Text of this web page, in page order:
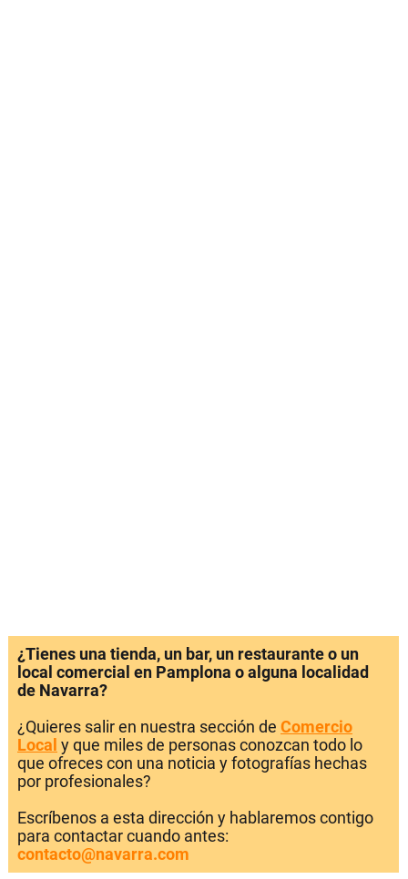
¿Tienes una tienda, un bar, un restaurante o un
local comercial en Pamplona o alguna localidad
de Navarra?
¿Quieres salir en nuestra sección de Comercio
Local y que miles de personas conozcan todo lo
que ofreces con una noticia y fotografías hechas
por profesionales?
Escríbenos a esta dirección y hablaremos contigo
para contactar cuando antes:
contacto@navarra.com